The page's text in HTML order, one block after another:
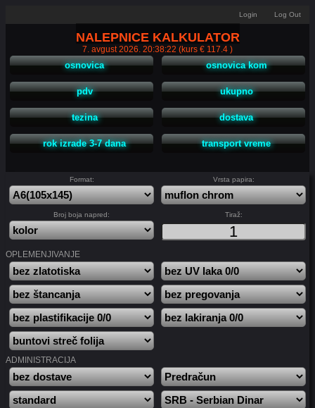
Login Log Out
NALEPNICE KALKULATOR
7. avgust 2026. 20:38:22 (kurs € 117.4 )
osnovica osnovica kom
pdv ukupno
tezina dostava
rok izrade 3-7 dana transport vreme
Format: Vrsta papira:
Broj boja napred: Tiraž:
OPLEMENJIVANJE
ADMINISTRACIJA